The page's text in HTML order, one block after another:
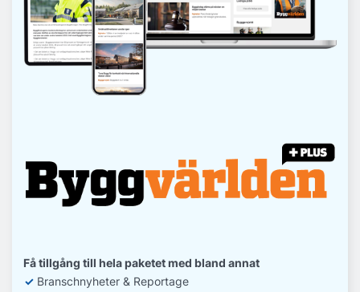
Få tillgång till hela paketet med bland annat
✓ Branschnyheter & Reportage